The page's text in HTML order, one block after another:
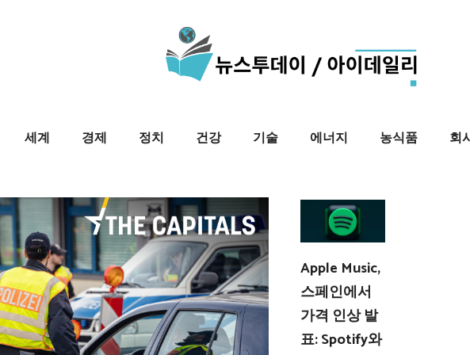
세계 경제 정치 건강 기술 에너지 농식품 회
Apple Music,
스페인에서
가격 인상 발
표: Spotify와